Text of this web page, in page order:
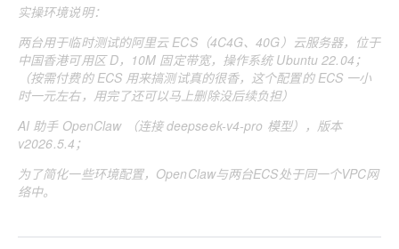
实操环境说明：
两台用于临时测试的阿里云 ECS（4C4G、40G）云服务器，位于
中国香港可用区 D，10M 固定带宽，操作系统 Ubuntu 22.04；
（按需付费的 ECS 用来搞测试真的很香，这个配置的 ECS 一小
时一元左右，用完了还可以马上删除没后续负担）
AI 助手 OpenClaw （连接 deepseek-v4-pro 模型），版本
v2026.5.4 ；
为了简化一些环境配置，OpenClaw与两台ECS处于同一个VPC网
络中。